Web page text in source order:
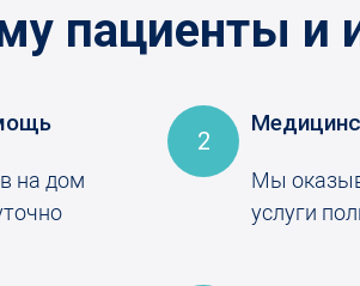
пациенты и
на дом
2
Мы
услуги